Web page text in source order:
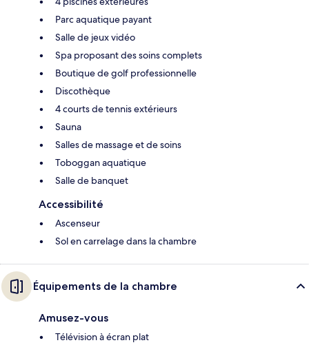
Parc aquatique payant
Salle de jeux vidéo
Spa proposant des soins complets
Boutique de golf professionnelle
Discothèque
4 courts de tennis extérieurs
Sauna
Salles de massage et de soins
Toboggan aquatique
Salle de banquet
Accessibilité
Ascenseur
Sol en carrelage dans la chambre
Équipements de la chambre
Amusez-vous
Télévision à écran plat